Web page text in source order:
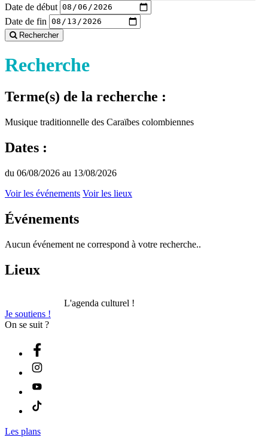
Date de début
Date de fin
Rechercher
Recherche
Terme(s) de la recherche :
Musique traditionnelle des Caraïbes colombiennes
Dates :
du 06/08/2026 au 13/08/2026
Voir les événements Voir les lieux
Événements
Aucun événement ne correspond à votre recherche..
Lieux
L'agenda culturel !
Je soutiens !
On se suit ?
Les plans